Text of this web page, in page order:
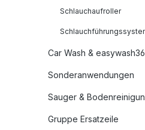
Schlauchaufroller
Car Wash &
Sonderanwendungen
Sauger &
Gruppe Ersatzeile